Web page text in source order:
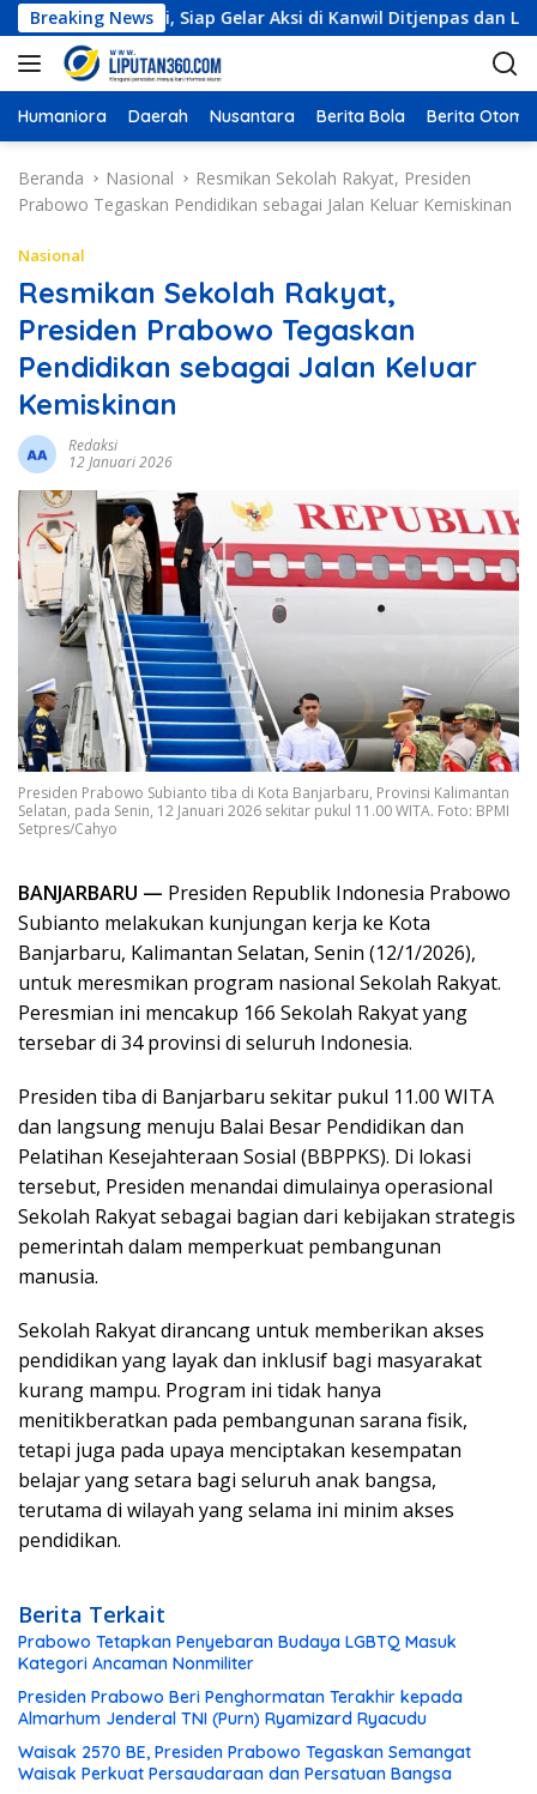
a
g
u
Breaking News
Kendari, Siap Gelar Aksi di Kanwil Ditjenpas dan Lapas
Humaniora Daerah Nusantara Berita Bola Berita
Beranda Nasional
Resmikan Sekolah Rakyat, Presiden
Prabowo Tegaskan Pendidikan sebagai Jalan Keluar Kemiskinan
Nasional
Resmikan Sekolah Rakyat,
Presiden Prabowo Tegaskan
Pendidikan sebagai Jalan Keluar
Kemiskinan
Redaksi
12 Januari 2026
Presiden Prabowo Subianto tiba di Kota Banjarbaru, Provinsi Kalimantan
Selatan, pada Senin, 12 Januari 2026 sekitar pukul 11.00 WITA. Foto: BPMI
Setpres/Cahyo
BANJARBARU — Presiden Republik Indonesia Prabowo
Subianto melakukan kunjungan kerja ke Kota
Banjarbaru, Kalimantan Selatan, Senin (12/1/2026),
untuk meresmikan program nasional Sekolah Rakyat.
Peresmian ini mencakup 166 Sekolah Rakyat yang
tersebar di 34 provinsi di seluruh Indonesia.
Presiden tiba di Banjarbaru sekitar pukul 11.00 WITA
dan langsung menuju Balai Besar Pendidikan dan
Pelatihan Kesejahteraan Sosial (BBPPKS). Di lokasi
tersebut, Presiden menandai dimulainya operasional
Sekolah Rakyat sebagai bagian dari kebijakan strategis
pemerintah dalam memperkuat pembangunan
manusia.
Sekolah Rakyat dirancang untuk memberikan akses
pendidikan yang layak dan inklusif bagi masyarakat
kurang mampu. Program ini tidak hanya
menitikberatkan pada pembangunan sarana fisik,
tetapi juga pada upaya menciptakan kesempatan
belajar yang setara bagi seluruh anak bangsa,
terutama di wilayah yang selama ini minim akses
pendidikan.
Berita Terkait
Prabowo Tetapkan Penyebaran Budaya LGBTQ Masuk
Kategori Ancaman Nonmiliter
Presiden Prabowo Beri Penghormatan Terakhir kepada
Almarhum Jenderal TNI (Purn) Ryamizard Ryacudu
Waisak 2570 BE, Presiden Prabowo Tegaskan Semangat
Waisak Perkuat Persaudaraan dan Persatuan Bangsa